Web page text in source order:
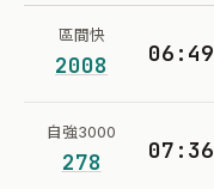
區間快
2008 06:49
自強3000
278 07:36